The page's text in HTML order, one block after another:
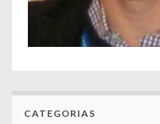
CATEGORIAS